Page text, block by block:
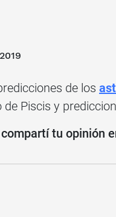
de los
Piscis y
tu opinión